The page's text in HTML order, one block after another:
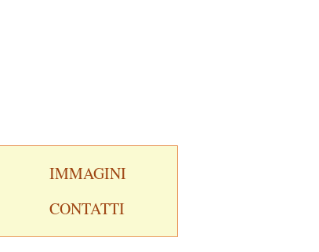
CONTATTI
IMMAGINI